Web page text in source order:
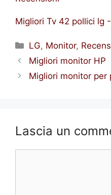
Migliori Tv 42 pollici lg
Categorie
LG, Monitor,
Migliori monitor HP
Migliori monitor per
Lascia un